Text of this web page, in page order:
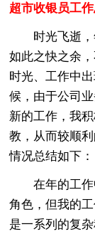
超市收银员工
时光飞逝，
如此之快之余
时光、工作中
候，由于公司
新的工作，我
教，从而较顺
情况总结如下：
在年的工作
角色，但我的
是一系列的复